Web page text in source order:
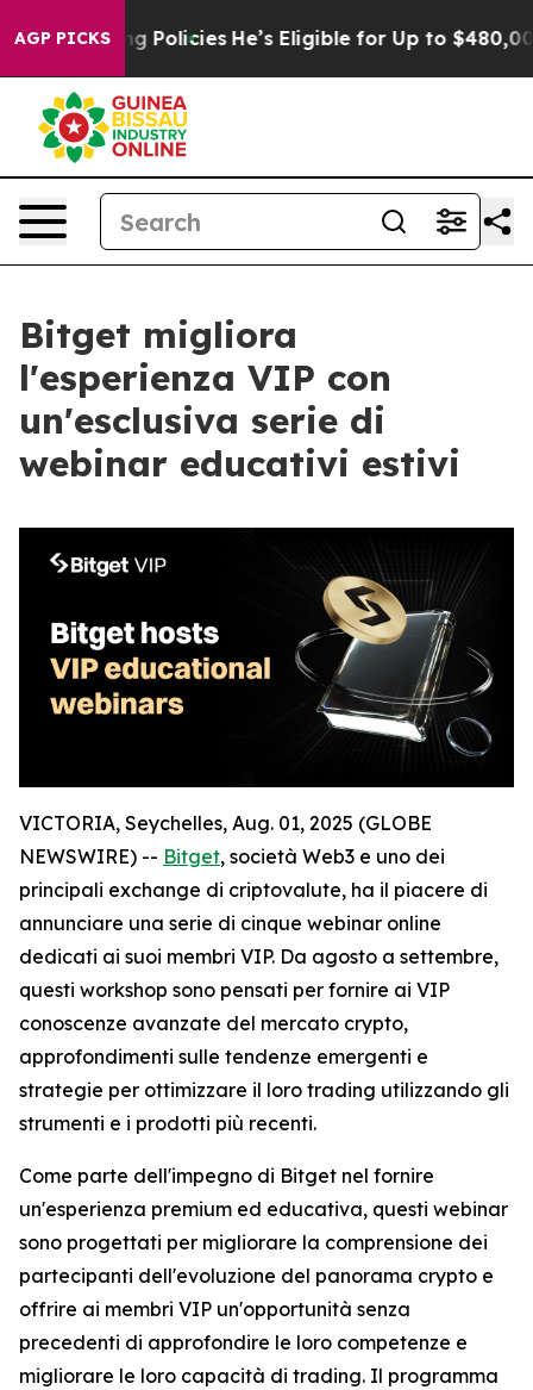
AGP PICKS
Saving Policies He’s Eligible for Up to $480,000
Bitget migliora
l'esperienza VIP con
un'esclusiva serie di
webinar educativi estivi
VICTORIA, Seychelles, Aug. 01, 2025 (GLOBE
NEWSWIRE) -- Bitget, società Web3 e uno dei
principali exchange di criptovalute, ha il piacere di
annunciare una serie di cinque webinar online
dedicati ai suoi membri VIP. Da agosto a settembre,
questi workshop sono pensati per fornire ai VIP
conoscenze avanzate del mercato crypto,
approfondimenti sulle tendenze emergenti e
strategie per ottimizzare il loro trading utilizzando gli
strumenti e i prodotti più recenti.
Come parte dell'impegno di Bitget nel fornire
un'esperienza premium ed educativa, questi webinar
sono progettati per migliorare la comprensione dei
partecipanti dell'evoluzione del panorama crypto e
offrire ai membri VIP un'opportunità senza
precedenti di approfondire le loro competenze e
migliorare le loro capacità di trading. Il programma